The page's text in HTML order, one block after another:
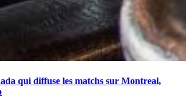
qui diffuse les matchs sur Montreal,